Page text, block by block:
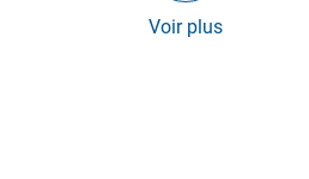
Voir plus